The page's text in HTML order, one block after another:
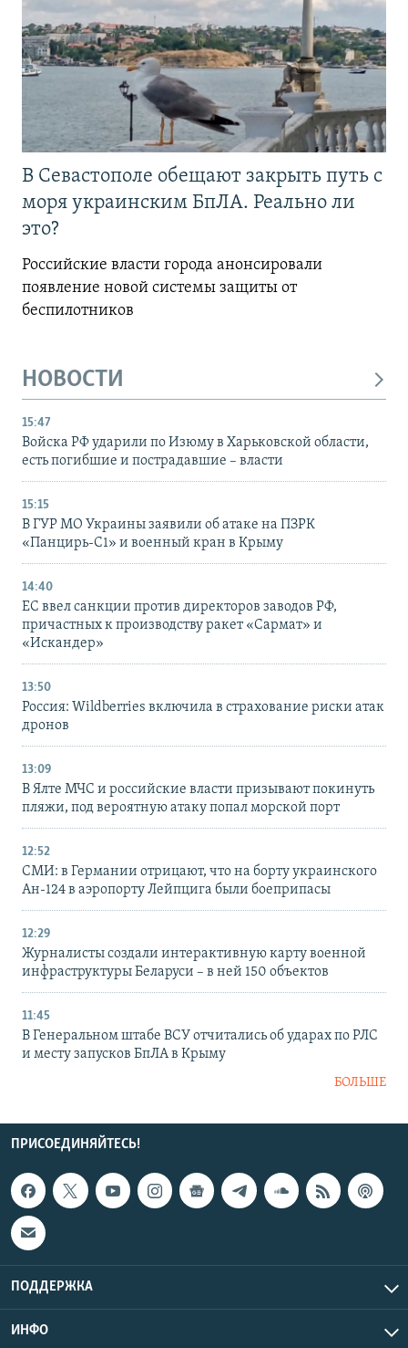
В Севастополе обещают закрыть путь с
моря украинским БпЛА. Реально ли
это?
Российские власти города анонсировали
появление новой системы защиты от
беспилотников
НОВОСТИ
15:47
Войска РФ ударили по Изюму в Харьковской области,
есть погибшие и пострадавшие – власти
15:15
В ГУР МО Украины заявили об атаке на ПЗРК
«Панцирь-С1» и военный кран в Крыму
14:40
ЕС ввел санкции против директоров заводов РФ,
причастных к производству ракет «Сармат» и
«Искандер»
13:50
Россия: Wildberries включила в страхование риски атак
дронов
13:09
В Ялте МЧС и российские власти призывают покинуть
пляжи, под вероятную атаку попал морской порт
12:52
СМИ: в Германии отрицают, что на борту украинского
Ан-124 в аэропорту Лейпцига были боеприпасы
12:29
Журналисты создали интерактивную карту военной
инфраструктуры Беларуси – в ней 150 объектов
11:45
В Генеральном штабе ВСУ отчитались об ударах по РЛС
и месту запусков БпЛА в Крыму
БОЛЬШЕ
ПРИСОЕДИНЯЙТЕСЬ!
ПОДДЕРЖКА
ИНФО